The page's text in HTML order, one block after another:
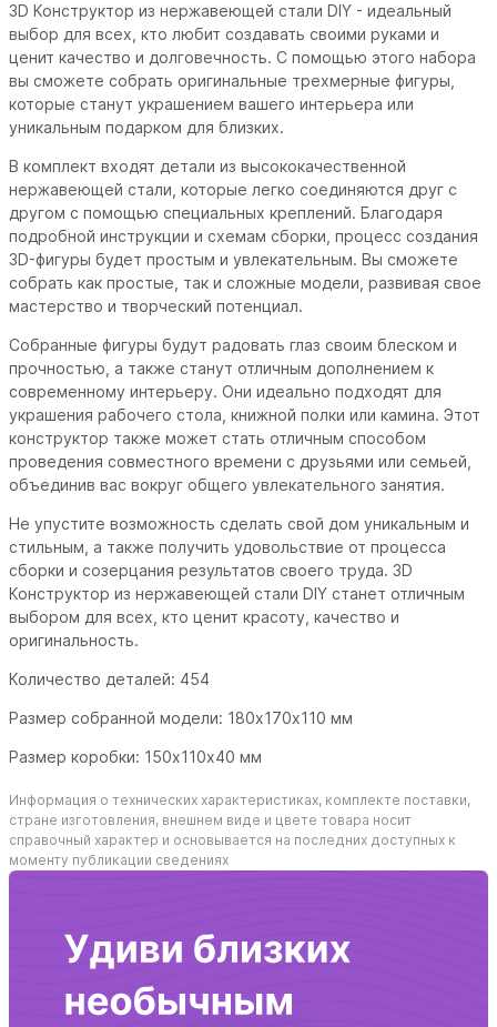
3D Конструктор из нержавеющей стали DIY - идеальный
выбор для всех, кто любит создавать своими руками и
ценит качество и долговечность. С помощью этого набора
вы сможете собрать оригинальные трехмерные фигуры,
которые станут украшением вашего интерьера или
уникальным подарком для близких.
В комплект входят детали из высококачественной
нержавеющей стали, которые легко соединяются друг с
другом с помощью специальных креплений. Благодаря
подробной инструкции и схемам сборки, процесс создания
3D-фигуры будет простым и увлекательным. Вы сможете
собрать как простые, так и сложные модели, развивая свое
мастерство и творческий потенциал.
Собранные фигуры будут радовать глаз своим блеском и
прочностью, а также станут отличным дополнением к
современному интерьеру. Они идеально подходят для
украшения рабочего стола, книжной полки или камина. Этот
конструктор также может стать отличным способом
проведения совместного времени с друзьями или семьей,
объединив вас вокруг общего увлекательного занятия.
Не упустите возможность сделать свой дом уникальным и
стильным, а также получить удовольствие от процесса
сборки и созерцания результатов своего труда. 3D
Конструктор из нержавеющей стали DIY станет отличным
выбором для всех, кто ценит красоту, качество и
оригинальность.
Количество деталей: 454
Размер собранной модели: 180х170х110 мм
Размер коробки: 150х110х40 мм
Информация о технических характеристиках, комплекте поставки,
стране изготовления, внешнем виде и цвете товара носит
справочный характер и основывается на последних доступных к
моменту публикации сведениях